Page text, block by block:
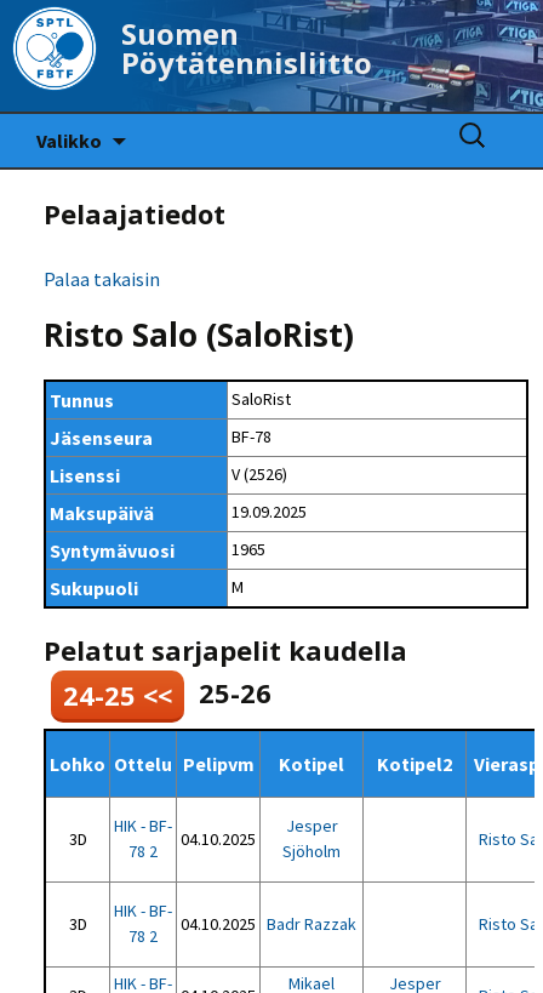
Suomen
Pöytätennisliitto
Valikko
Haku:
Pelaajatiedot
Palaa takaisin
Risto Salo (SaloRist)
Tunnus SaloRist
Jäsenseura BF-78
Lisenssi V (2526)
Maksupäivä 19.09.2025
Syntymävuosi 1965
Sukupuoli M
Pelatut sarjapelit kaudella
24-25 <<
25-26
Lohko Ottelu Pelipvm Kotipel Kotipel2
3D
HIK - BF-
78 2
04.10.2025
Jesper
Sjöholm
Risto
3D
HIK - BF-
78 2
04.10.2025 Badr Razzak Risto
HIK - BF-
Mikael
Jesper